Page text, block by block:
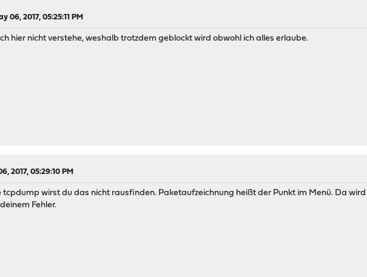
06, 2017, 05:25:11 PM
hier nicht verstehe, weshalb trotzdem geblockt wird obwohl ich alles erlaube.
2017, 05:29:10 PM
tcpdump wirst du das nicht rausfinden. Paketaufzeichnung heißt der Punkt im Menü. Da
Fehler.